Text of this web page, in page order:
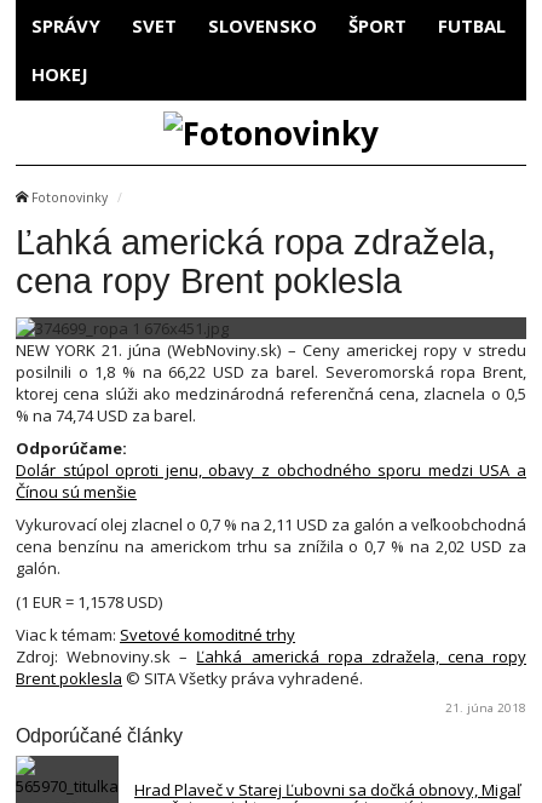
SPRÁVY SVET SLOVENSKO ŠPORT FUTBAL
HOKEJ
Fotonovinky
Ľahká americká ropa zdražela,
cena ropy Brent poklesla
NEW YORK 21. júna (WebNoviny.sk) – Ceny americkej ropy v stredu
posilnili o 1,8 % na 66,22 USD za barel. Severomorská ropa Brent,
ktorej cena slúži ako medzinárodná referenčná cena, zlacnela o 0,5
% na 74,74 USD za barel.
Odporúčame:
Dolár stúpol oproti jenu, obavy z obchodného sporu medzi USA a
Čínou sú menšie
Vykurovací olej zlacnel o 0,7 % na 2,11 USD za galón a veľkoobchodná
cena benzínu na americkom trhu sa znížila o 0,7 % na 2,02 USD za
galón.
(1 EUR = 1,1578 USD)
Viac k témam: Svetové komoditné trhy
Zdroj: Webnoviny.sk – Ľahká americká ropa zdražela, cena ropy
Brent poklesla © SITA Všetky práva vyhradené.
21. júna 2018
Odporúčané články
Hrad Plaveč v Starej Ľubovni sa dočká obnovy, Migaľ